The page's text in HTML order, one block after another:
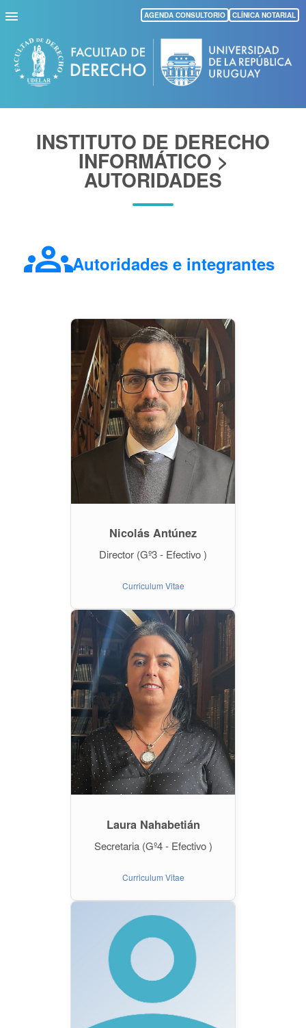
Pasar
al
contenido
principal
AGENDA CONSULTORIO CLÍNICA NOTARIAL
INSTITUTO DE DERECHO
INFORMÁTICO >
AUTORIDADES
groupsAutoridades e integrantes
Nicolás Antúnez
Director (Gº3 - Efectivo )
Curriculum Vitae
Laura Nahabetián
Secretaria (Gº4 - Efectivo )
Curriculum Vitae